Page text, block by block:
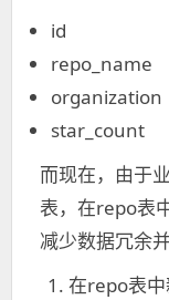
id
repo_name
organization
star_count
而现在，由于
表，在repo表
减少数据冗余
在repo表